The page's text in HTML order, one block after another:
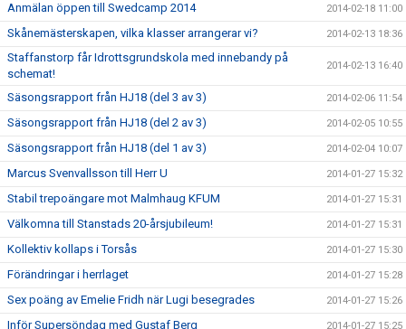
Anmälan öppen till Swedcamp 2014 2014-02-18 11:00
Skånemästerskapen, vilka klasser arrangerar vi? 2014-02-13 18:36
Staffanstorp får Idrottsgrundskola med innebandy på
schemat!
2014-02-13 16:40
Säsongsrapport från HJ18 (del 3 av 3) 2014-02-06 11:54
Säsongsrapport från HJ18 (del 2 av 3) 2014-02-05 10:55
Säsongsrapport från HJ18 (del 1 av 3) 2014-02-04 10:07
Marcus Svenvallsson till Herr U 2014-01-27 15:32
Stabil trepoängare mot Malmhaug KFUM 2014-01-27 15:31
Välkomna till Stanstads 20-årsjubileum! 2014-01-27 15:31
Kollektiv kollaps i Torsås 2014-01-27 15:30
Förändringar i herrlaget 2014-01-27 15:28
Sex poäng av Emelie Fridh när Lugi besegrades 2014-01-27 15:26
Inför Supersöndag med Gustaf Berg 2014-01-27 15:25